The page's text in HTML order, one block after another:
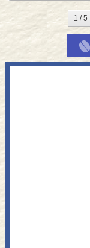
1 / 5